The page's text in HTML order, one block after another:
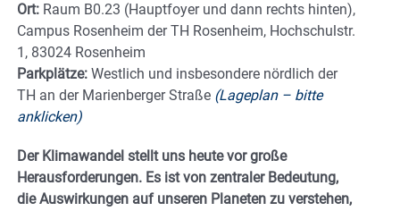
Ort: Raum B0.23 (Hauptfoyer und dann rechts hinten),
Campus Rosenheim der TH Rosenheim, Hochschulstr.
1, 83024 Rosenheim
Parkplätze: Westlich und insbesondere nördlich der
TH an der Marienberger Straße (Lageplan – bitte
anklicken)
Der Klimawandel stellt uns heute vor große
Herausforderungen. Es ist von zentraler Bedeutung,
die Auswirkungen auf unseren Planeten zu verstehen,